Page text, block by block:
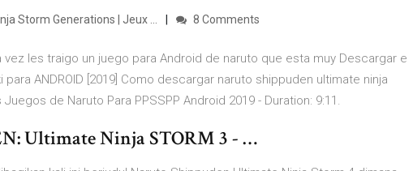
Storm Generations | Jeux ... 8 Comments
vez les traigo un juego para Android de naruto que esta muy Descargar e
ANDROID [2019] Como descargar naruto shippuden ultimate ninja
de Naruto Para PPSSPP Android 2019 - Duration: 9:11.
Ultimate Ninja STORM 3 - …